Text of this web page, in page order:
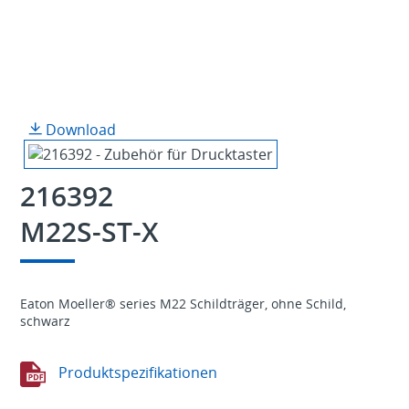
Download
216392
M22S-ST-X
Eaton Moeller® series M22 Schildträger, ohne Schild,
schwarz
Produktspezifikationen